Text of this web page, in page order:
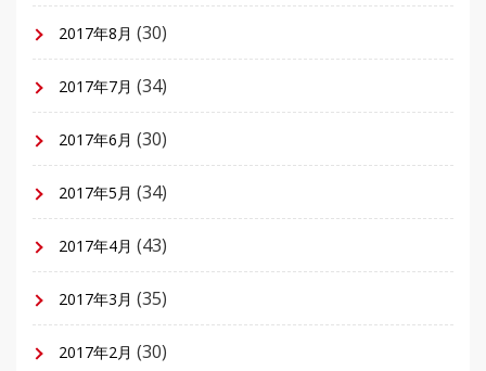
2017年8月 (30)
2017年7月 (34)
2017年6月 (30)
2017年5月 (34)
2017年4月 (43)
2017年3月 (35)
2017年2月 (30)